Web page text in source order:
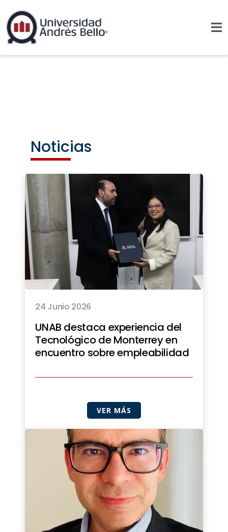
Noticias
24 Junio 2026
UNAB destaca experiencia del
Tecnológico de Monterrey en
encuentro sobre empleabilidad
VER MÁS